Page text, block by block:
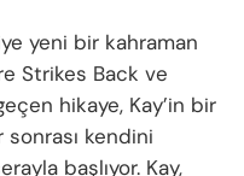
yeni bir kahraman
Strikes Back ve
hikaye, Kay’in bir
sonrası kendini
başlıyor. Kay,